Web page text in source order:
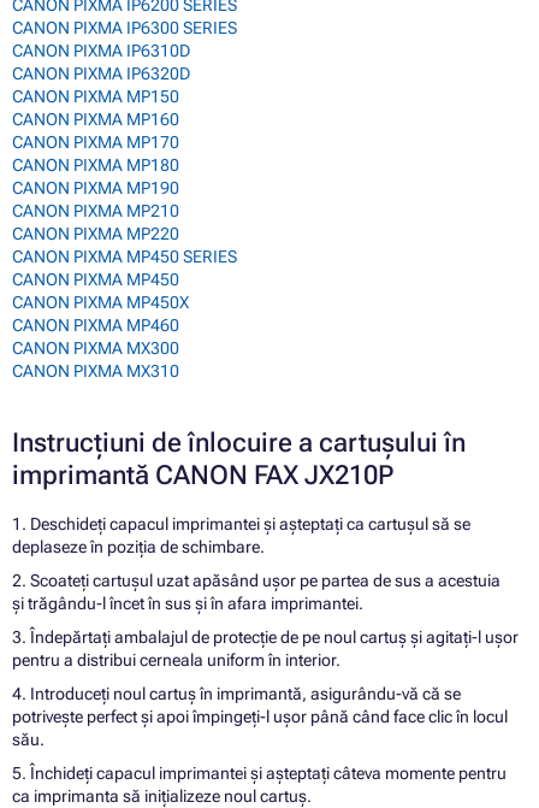
CANON PIXMA IP6200 SERIES
CANON PIXMA IP6300 SERIES
CANON PIXMA IP6310D
CANON PIXMA IP6320D
CANON PIXMA MP150
CANON PIXMA MP160
CANON PIXMA MP170
CANON PIXMA MP180
CANON PIXMA MP190
CANON PIXMA MP210
CANON PIXMA MP220
CANON PIXMA MP450 SERIES
CANON PIXMA MP450
CANON PIXMA MP450X
CANON PIXMA MP460
CANON PIXMA MX300
CANON PIXMA MX310
Instrucțiuni de înlocuire a cartușului în
imprimantă CANON FAX JX210P
1. Deschideți capacul imprimantei și așteptați ca cartușul să se
deplaseze în poziția de schimbare.
2. Scoateți cartușul uzat apăsând ușor pe partea de sus a acestuia
și trăgându-l încet în sus și în afara imprimantei.
3. Îndepărtați ambalajul de protecție de pe noul cartuș și agitați-l ușor
pentru a distribui cerneala uniform în interior.
4. Introduceți noul cartuș în imprimantă, asigurându-vă că se
potrivește perfect și apoi împingeți-l ușor până când face clic în locul
său.
5. Închideți capacul imprimantei și așteptați câteva momente pentru
ca imprimanta să inițializeze noul cartuș.